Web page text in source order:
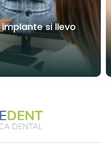
si llevo